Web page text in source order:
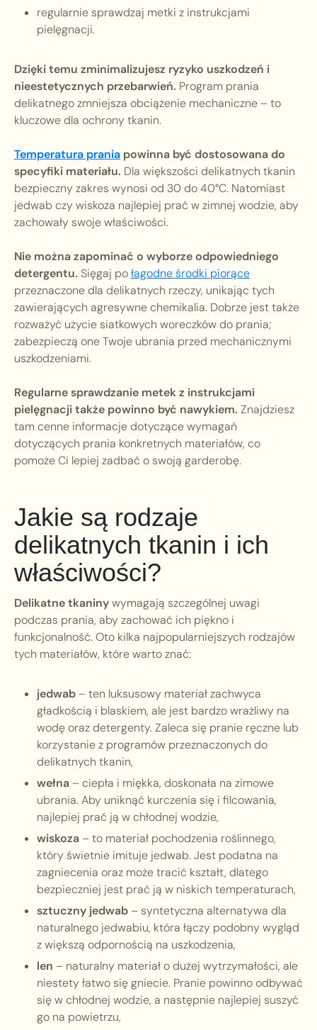
regularnie sprawdzaj metki z instrukcjami
pielęgnacji.
Dzięki temu zminimalizujesz ryzyko uszkodzeń i
nieestetycznych przebarwień. Program prania
delikatnego zmniejsza obciążenie mechaniczne – to
kluczowe dla ochrony tkanin.
Temperatura prania powinna być dostosowana do
specyfiki materiału. Dla większości delikatnych tkanin
bezpieczny zakres wynosi od 30 do 40°C. Natomiast
jedwab czy wiskoza najlepiej prać w zimnej wodzie, aby
zachowały swoje właściwości.
Nie można zapominać o wyborze odpowiedniego
detergentu. Sięgaj połagodne środki piorące
przeznaczone dla delikatnych rzeczy, unikając tych
zawierających agresywne chemikalia. Dobrze jest także
rozważyć użycie siatkowych woreczków do prania;
zabezpieczą one Twoje ubrania przed mechanicznymi
uszkodzeniami.
Regularne sprawdzanie metek z instrukcjami
pielęgnacji także powinno być nawykiem. Znajdziesz
tam cenne informacje dotyczące wymagań
dotyczących prania konkretnych materiałów, co
pomoże Ci lepiej zadbać o swoją garderobę.
Jakie są rodzaje
delikatnych tkanin i ich
właściwości?
Delikatne tkaninywymagają szczególnej uwagi
podczas prania, aby zachować ich piękno i
funkcjonalność. Oto kilka najpopularniejszych rodzajów
tych materiałów, które warto znać:
jedwab– ten luksusowy materiał zachwyca
gładkością i blaskiem, ale jest bardzo wrażliwy na
wodę oraz detergenty. Zaleca się pranie ręczne lub
korzystanie z programów przeznaczonych do
delikatnych tkanin,
wełna– ciepła i miękka, doskonała na zimowe
ubrania. Aby uniknąć kurczenia się i filcowania,
najlepiej prać ją w chłodnej wodzie,
wiskoza– to materiał pochodzenia roślinnego,
który świetnie imituje jedwab. Jest podatna na
zagniecenia oraz może tracić kształt, dlatego
bezpieczniej jest prać ją w niskich temperaturach,
sztuczny jedwab– syntetyczna alternatywa dla
naturalnego jedwabiu, która łączy podobny wygląd
z większą odpornością na uszkodzenia,
len – naturalny materiał o dużej wytrzymałości, ale
niestety łatwo się gniecie. Pranie powinno odbywać
się w chłodnej wodzie, a następnie najlepiej suszyć
go na powietrzu,